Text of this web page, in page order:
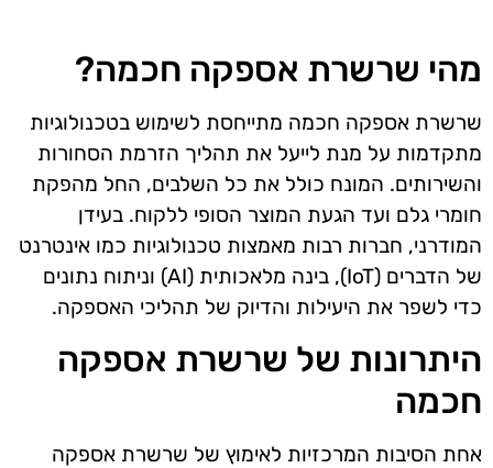
מהי שרשרת אספקה חכמה?
שרשרת אספקה חכמה מתייחסת לשימוש בטכנולוגיות
מתקדמות על מנת לייעל את תהליך הזרמת הסחורות
והשירותים. המונח כולל את כל השלבים, החל מהפקת
חומרי גלם ועד הגעת המוצר הסופי ללקוח. בעידן
המודרני, חברות רבות מאמצות טכנולוגיות כמו אינטרנט
של הדברים (IoT), בינה מלאכותית (AI) וניתוח נתונים
כדי לשפר את היעילות והדיוק של תהליכי האספקה.
היתרונות של שרשרת אספקה
חכמה
אחת הסיבות המרכזיות לאימוץ של שרשרת אספקה